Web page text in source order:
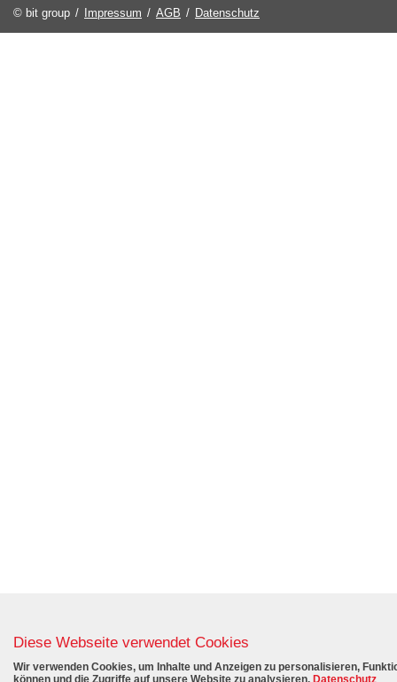
© bit group / Impressum / AGB / Datenschutz
Diese Webseite verwendet Cookies
Wir verwenden Cookies, um Inhalte und Anzeigen zu personalisieren,
können und die Zugriffe auf unsere Website zu analysieren. Datenschutz